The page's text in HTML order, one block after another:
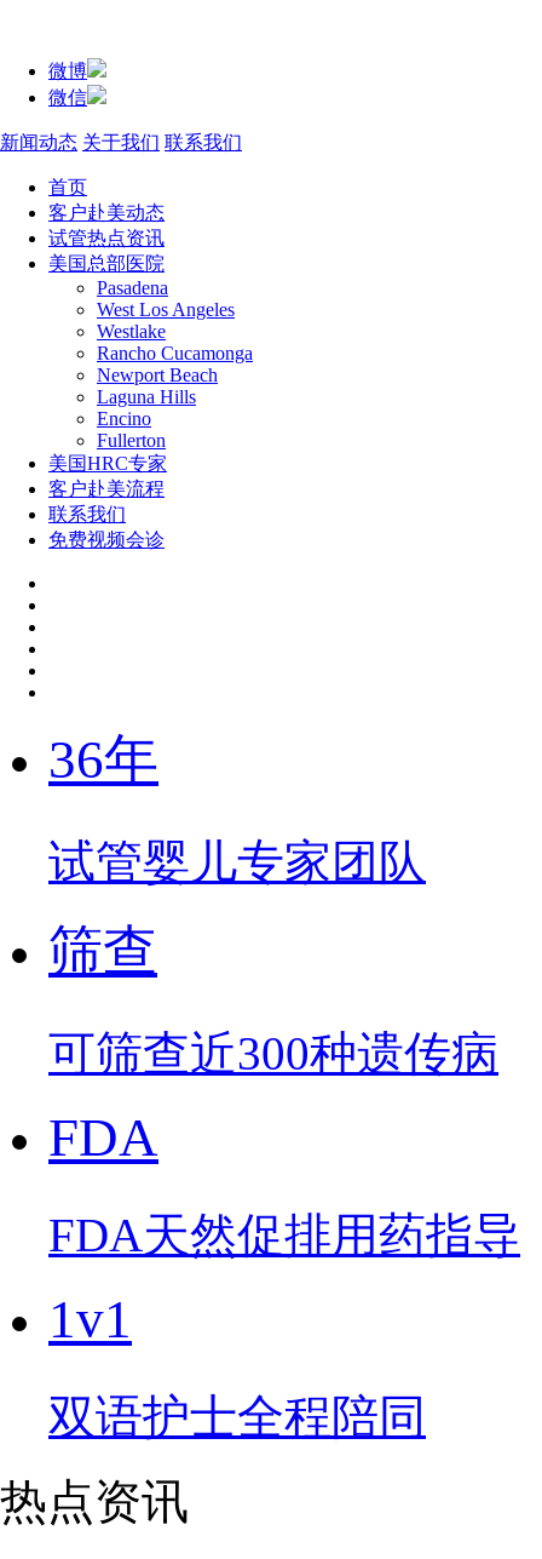
微博
微信
新闻动态 关于我们 联系我们
首页
客户赴美动态
试管热点资讯
美国总部医院
Pasadena
West Los Angeles
Westlake
Rancho Cucamonga
Newport Beach
Laguna Hills
Encino
Fullerton
美国HRC专家
客户赴美流程
联系我们
免费视频会诊
36年
试管婴儿专家团队
筛查
可筛查近300种遗传病
FDA
FDA天然促排用药指导
1v1
双语护士全程陪同
热点资讯